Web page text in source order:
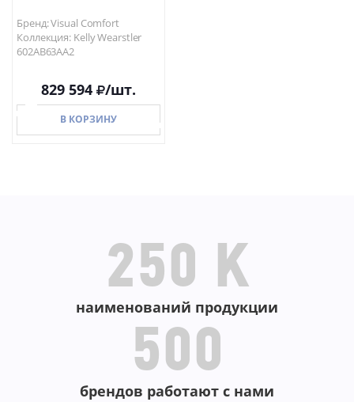
Бренд: Visual Comfort
Коллекция: Kelly Wearstler
602AB63AA2
829 594 /шт.
В КОРЗИНУ
250 K
наименований продукции
500
брендов работают с нами